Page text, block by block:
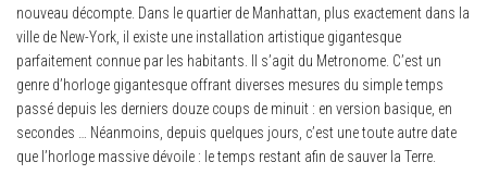
nouveau décompte. Dans le quartier de Manhattan, plus exactement dans la
ville de New-York, il existe une installation artistique gigantesque
parfaitement connue par les habitants. Il s’agit du Metronome. C’est un
genre d’horloge gigantesque offrant diverses mesures du simple temps
passé depuis les derniers douze coups de minuit : en version basique, en
secondes … Néanmoins, depuis quelques jours, c’est une toute autre date
que l’horloge massive dévoile : le temps restant afin de sauver la Terre.